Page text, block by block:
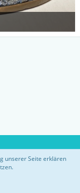
unserer Seite erklären